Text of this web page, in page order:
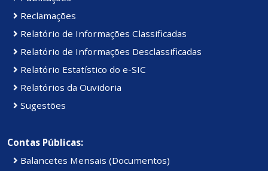
Reclamações
Relatório de Informações Classificadas
Relatório de Informações Desclassificadas
Relatório Estatístico do e-SIC
Relatórios da Ouvidoria
Sugestões
Contas Públicas:
Balancetes Mensais (Documentos)